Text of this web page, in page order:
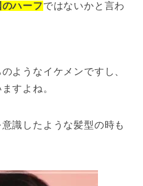
ハーフではないかと言わ
ようなイケメンですし、
すよね。
識したような髪型の時も